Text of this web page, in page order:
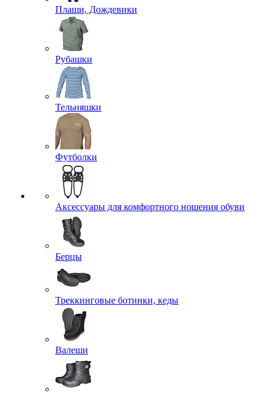
Плащи, Дождевики
Рубашки
Тельняшки
Футболки
Аксессуары для комфортного ношения обуви
Берцы
Треккинговые ботинки, кеды
Валеши